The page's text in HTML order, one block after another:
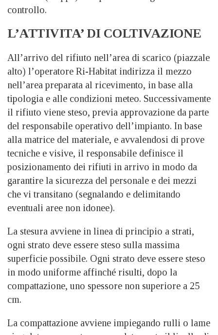
controllo.
L’ATTIVITA’ DI COLTIVAZIONE
All’arrivo del rifiuto nell’area di scarico (piazzale
alto) l’operatore Ri-Habitat indirizza il mezzo
nell’area preparata al ricevimento, in base alla
tipologia e alle condizioni meteo. Successivamente
il rifiuto viene steso, previa approvazione da parte
del responsabile operativo dell’impianto. In base
alla matrice del materiale, e avvalendosi di prove
tecniche e visive, il responsabile definisce il
posizionamento dei rifiuti in arrivo in modo da
garantire la sicurezza del personale e dei mezzi
che vi transitano (segnalando e delimitando
eventuali aree non idonee).
La stesura avviene in linea di principio a strati,
ogni strato deve essere steso sulla massima
superficie possibile. Ogni strato deve essere steso
in modo uniforme affinché risulti, dopo la
compattazione, uno spessore non superiore a 25
cm.
La compattazione avviene impiegando rulli o lame